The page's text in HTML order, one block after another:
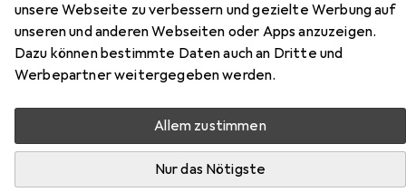
unsere Webseite zu verbessern und gezielte Werbung auf
unseren und anderen Webseiten oder Apps anzuzeigen.
Dazu können bestimmte Daten auch an Dritte und
Werbepartner weitergegeben werden.
Allem zustimmen
Nur das Nötigste
Zubehör für Hama Traveller Pro